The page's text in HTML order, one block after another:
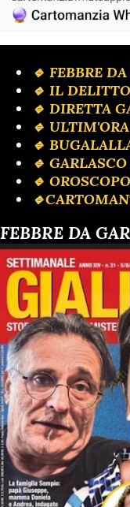
🔹 FEBBRE
🔹 IL
🔹️ DIRETTA
🔹
🔹️
🔹️
🔹️
FEBBRE DA